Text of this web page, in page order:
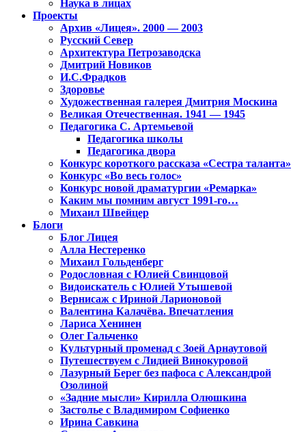
Наука в лицах
Проекты
Архив «Лицея». 2000 — 2003
Русский Север
Архитектура Петрозаводска
Дмитрий Новиков
И.С.Фрадков
Здоровье
Художественная галерея Дмитрия Москина
Великая Отечественная. 1941 — 1945
Педагогика С. Артемьевой
Педагогика школы
Педагогика двора
Конкурс короткого рассказа «Сестра таланта»
Конкурс «Во весь голос»
Конкурс новой драматургии «Ремарка»
Каким мы помним август 1991-го…
Михаил Швейцер
Блоги
Блог Лицея
Алла Нестеренко
Михаил Гольденберг
Родословная с Юлией Свинцовой
Видоискатель с Юлией Утышевой
Вернисаж с Ириной Ларионовой
Валентина Калачёва. Впечатления
Лариса Хенинен
Олег Гальченко
Культурный променад с Зоей Арнаутовой
Путешествуем с Лидией Винокуровой
Лазурный Берег без пафоса с Александрой
Озолиной
«Задние мысли» Кирилла Олюшкина
Застолье с Владимиром Софиенко
Ирина Савкина